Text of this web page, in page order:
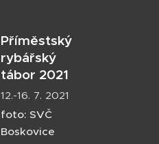
Příměstský
rybářský
tábor 2021
12.-16. 7. 2021
foto: SVČ
Boskovice